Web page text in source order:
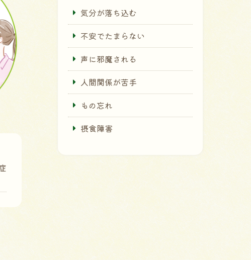
気分が落ち込む
不安でたまらない
声に邪魔される
人間関係が苦手
もの忘れ
摂食障害